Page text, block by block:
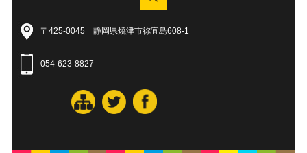
〒425-0045 静岡県焼津市祢宜島608-1
054-623-8827